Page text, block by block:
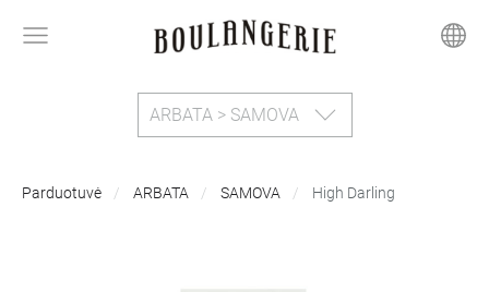
ARBATA > SAMOVA
Parduotuvė ARBATA SAMOVA High Darling